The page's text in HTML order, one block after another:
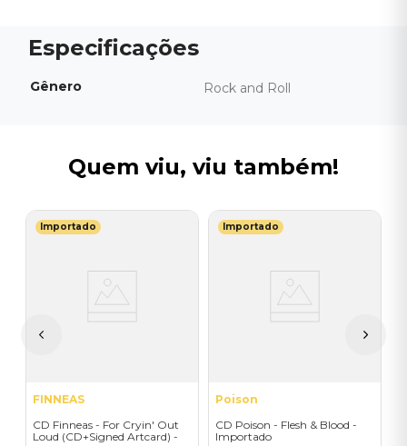
Gênero Rock and Roll
Quem viu, viu também!
Importado
FINNEAS
CD Finneas - For Cryin' Out
Loud (CD+Signed Artcard) -
Importado
Poison
CD Poison - Flesh & Blood -
Importado